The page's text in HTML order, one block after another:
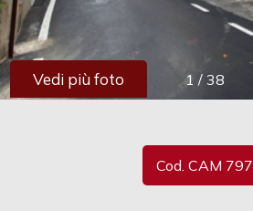
1 / 38
Vedi più foto
Cod. CAM 797
Provincia
Comune